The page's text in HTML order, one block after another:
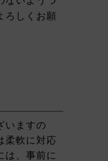
ろしくお願
いますの
柔軟に対応
は、事前に